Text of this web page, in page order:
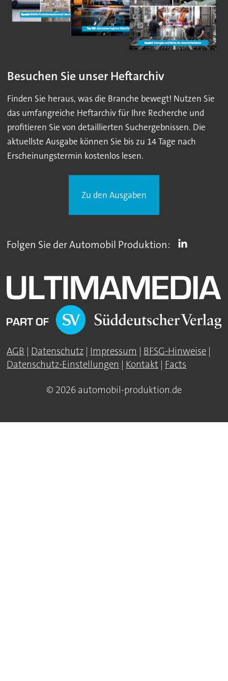
Besuchen Sie unser Heftarchiv
Finden Sie heraus, was die Branche bewegt! Nutzen Sie
das umfangreiche Heftarchiv für Ihre Recherche und
profitieren Sie von detaillierten Suchergebnissen. Die
aktuellste Ausgabe können Sie bis zu 14 Tage nach
Erscheinungstermin kostenlos lesen.
Zu den Ausgaben
Folgen Sie der Automobil Produktion:
AGB | Datenschutz | Impressum | BFSG-Hinweise |
Datenschutz-Einstellungen | Kontakt | Facts
© 2026 automobil-produktion.de